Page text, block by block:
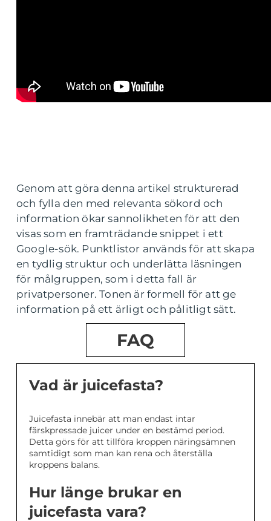
Genom att göra denna artikel strukturerad
och fylla den med relevanta sökord och
information ökar sannolikheten för att den
visas som en framträdande snippet i ett
Google-sök. Punktlistor används för att skapa
en tydlig struktur och underlätta läsningen
för målgruppen, som i detta fall är
privatpersoner. Tonen är formell för att ge
information på ett ärligt och pålitligt sätt.
FAQ
Vad är juicefasta?
Juicefasta innebär att man endast intar
färskpressade juicer under en bestämd period.
Detta görs för att tillföra kroppen näringsämnen
samtidigt som man kan rena och återställa
kroppens balans.
Hur länge brukar en
juicefasta vara?